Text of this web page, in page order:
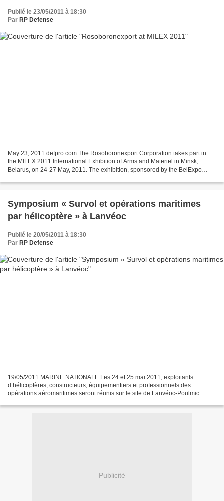
Publié le 23/05/2011 à 18:30
Par RP Defense
May 23, 2011 defpro.com The Rosoboronexport Corporation takes part in
the MILEX 2011 International Exhibition of Arms and Materiel in Minsk,
Belarus, on 24-27 May, 2011. The exhibition, sponsored by the BelExpo
Symposium « Survol et opérations maritimes
par hélicoptère » à Lanvéoc
Publié le 20/05/2011 à 18:30
Par RP Defense
19/05/2011 MARINE NATIONALE Les 24 et 25 mai 2011, exploitants
d’hélicoptères, constructeurs, équipementiers et professionnels des
opérations aéromaritimes seront réunis sur le site de Lanvéoc-Poulmic.
Publicité